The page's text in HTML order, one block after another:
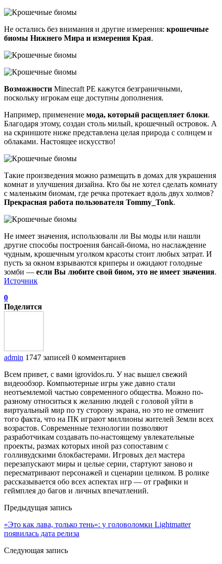
Не остались без внимания и другие измерения: крошечные
биомы Нижнего Мира и измерения Края.
Возможности Minecraft PE кажутся безграничными,
поскольку игрокам еще доступны дополнения.
Например, применение мода, который расщепляет блоки.
Благодаря этому, создан столь милый, крошечный островок. А
на скриншоте ниже представлена целая природа с солнцем и
облаками. Настоящее искусство!
Такие произведения можно размещать в домах для украшения
комнат и улучшения дизайна. Кто бы не хотел сделать комнату
с маленьким биомам, где речка протекает вдоль двух холмов?
Прекрасная работа пользователя Tommy_Tonk.
Не имеет значения, использовали ли Вы моды или нашли
другие способы построения бансай-биома, но наслаждение
чудным, крошечным уголком красоты стоит любых затрат. И
пусть за окном взрываются криперы и ожидают голодные
зомби — если Вы любите свой биом, это не имеет значения.
Источник
0
Поделится
admin 1747 записей 0 комментариев
Всем привет, с вами igrovidos.ru. У нас вышел свежий
видеообзор. Компьютерные игры уже давно стали
неотъемлемой частью современного общества. Можно по-
разному относиться к желанию людей с головой уйти в
виртуальный мир по ту сторону экрана, но это не отменит
того факта, что на ПК играют миллионы жителей Земли всех
возрастов. Современные технологии позволяют
разработчикам создавать по-настоящему увлекательные
проекты, размах которых иной раз сопоставим с
голливудскими блокбастерами. Игровых дел мастера
перезапускают миры и целые серии, стартуют заново и
пересматривают персонажей и сценарии целиком. В ролике
рассказывается обо всех аспектах игр — от графики и
геймплея до багов и личных впечатлений.
Предыдущая запись
«Это как лава, только тень»: у головоломки Lightmatter
появилась дата релиза
Следующая запись